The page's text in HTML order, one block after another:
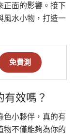
正面的影響。接下
風水小物，打造一
免費測
有效嗎？
色小夥伴，真的有
物不僅能夠為你的